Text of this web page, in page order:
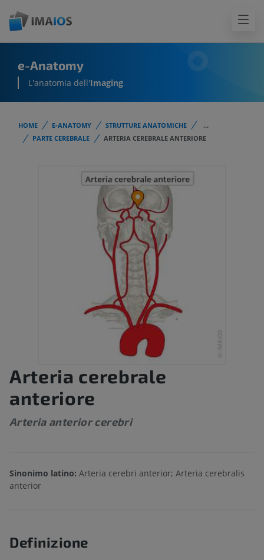
e-Anatomy
L'anatomia dell'Imaging
HOME E-ANATOMY STRUTTURE ANATOMICHE
...
PARTE CEREBRALE
ARTERIA CEREBRALE ANTERIORE
Arteria cerebrale
anteriore
Arteria anterior cerebri
Sinonimo latino: Arteria cerebri anterior; Arteria cerebralis
anterior
Definizione